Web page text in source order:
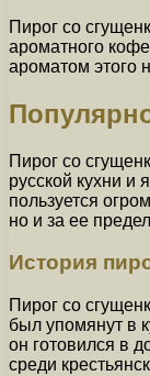
Пирог со
ароматного
ароматом этого
Пирог со
русской кухни и
пользуется
но и за ее
История
Пирог со
был упомянут в
он готовился в
среди